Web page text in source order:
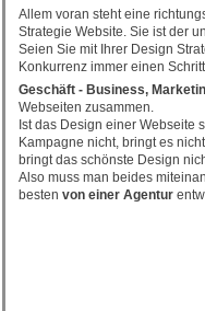
Allem voran steht eine
Strategie Website. Sie ist der
Seien Sie mit Ihrer Design
Konkurrenz immer einen
Geschäft - Business,
Webseiten zusammen.
Ist das Design einer Webseite
Kampagne nicht, bringt es
bringt das schönste Design
Also muss man beides
besten von einer Agentur